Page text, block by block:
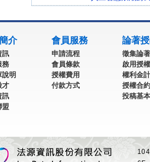
介
訊
務
說明
才
訊
盟
會員服務
申請流程
會員條款
授權費用
付款方式
論著
徵集論著
啟用授
權利金
授權合
投稿基